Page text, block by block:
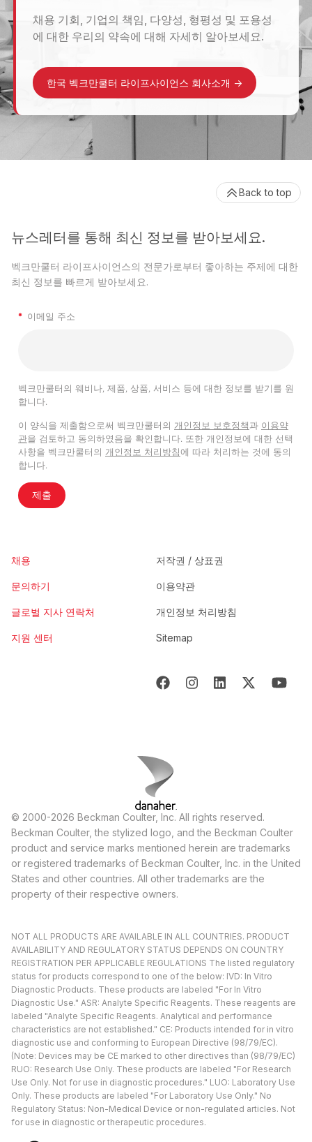
채용 기회, 기업의 책임, 다양성, 형평성 및 포용성
에 대한 우리의 약속에 대해 자세히 알아보세요.
한국 벡크만쿨터 라이프사이언스 회사소개 ->
뉴스레터를 통해 최신 정보를 받아보세요.
벡크만쿨터 라이프사이언스의 전문가로부터 좋아하는 주제에 대한
최신 정보를 빠르게 받아보세요.
* 이메일 주소
벡크만쿨터의 웨비나, 제품, 상품, 서비스 등에 대한 정보를 받기를 원
합니다.
이 양식을 제출함으로써 벡크만쿨터의 개인정보 보호정책 과 이용약
관을 검토하고 동의하였음을 확인합니다. 또한 개인정보에 대한 선택
사항을 벡크만쿨터의 개인정보 처리방침에 따라 처리하는 것에 동의
합니다.
제출
채용
문의하기
글로벌 지사 연락처
지원 센터
저작권 / 상표권
이용약관
개인정보 처리방침
Sitemap
Back to top
© 2000-2026 Beckman Coulter, Inc. All rights reserved.
Beckman Coulter, the stylized logo, and the Beckman Coulter
product and service marks mentioned herein are trademarks
or registered trademarks of Beckman Coulter, Inc. in the United
States and other countries. All other trademarks are the
property of their respective owners.
NOT ALL PRODUCTS ARE AVAILABLE IN ALL COUNTRIES. PRODUCT
AVAILABILITY AND REGULATORY STATUS DEPENDS ON COUNTRY
REGISTRATION PER APPLICABLE REGULATIONS The listed regulatory
status for products correspond to one of the below: IVD: In Vitro
Diagnostic Products. These products are labeled "For In Vitro
Diagnostic Use." ASR: Analyte Specific Reagents. These reagents are
labeled "Analyte Specific Reagents. Analytical and performance
characteristics are not established." CE: Products intended for in vitro
diagnostic use and conforming to European Directive (98/79/EC).
(Note: Devices may be CE marked to other directives than (98/79/EC)
RUO: Research Use Only. These products are labeled "For Research
Use Only. Not for use in diagnostic procedures." LUO: Laboratory Use
Only. These products are labeled "For Laboratory Use Only." No
Regulatory Status: Non-Medical Device or non-regulated articles. Not
for use in diagnostic or therapeutic procedures.